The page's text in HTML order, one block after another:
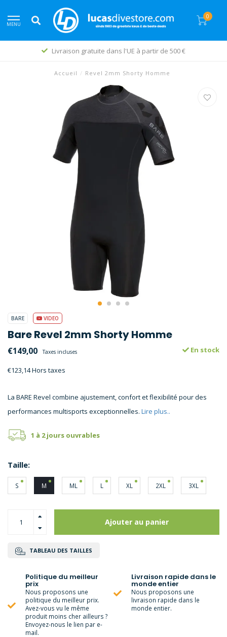
MENU
0
Livraison gratuite dans l'UE à partir de 500 €
Accueil / Revel 2mm Shorty Homme
BARE VIDEO
Bare Revel 2mm Shorty Homme
€149,00 Taxes incluses
€123,14 Hors taxes
En stock
La BARE Revel combine ajustement, confort et flexibilité pour des
performances multisports exceptionnelles. Lire plus..
1 à 2 jours ouvrables
Taille:
S M ML L XL 2XL 3XL
Ajouter au panier
TABLEAU DES TAILLES
Politique du meilleur
prix
Nous proposons une
politique du meilleur prix.
Avez-vous vu le même
produit moins cher ailleurs ?
Envoyez-nous le lien par e-
mail.
Livraison rapide dans le
monde entier
Nous proposons une
livraison rapide dans le
monde entier.